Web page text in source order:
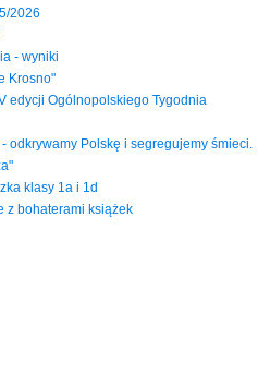
2026
- wyniki
Krosno"
edycji Ogólnopolskiego Tygodnia
odkrywamy Polskę i segregujemy śmieci.
klasy 1a i 1d
z bohaterami książek